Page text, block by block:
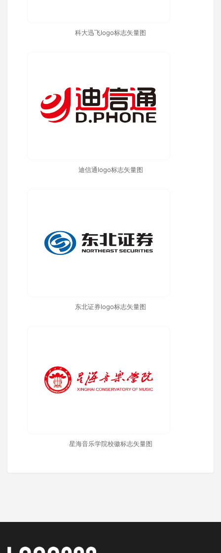
科大迅飞logo标志矢量图
迪信通logo标志矢量图
东北证券logo标志矢量图
星海音乐学院校徽标志矢量图